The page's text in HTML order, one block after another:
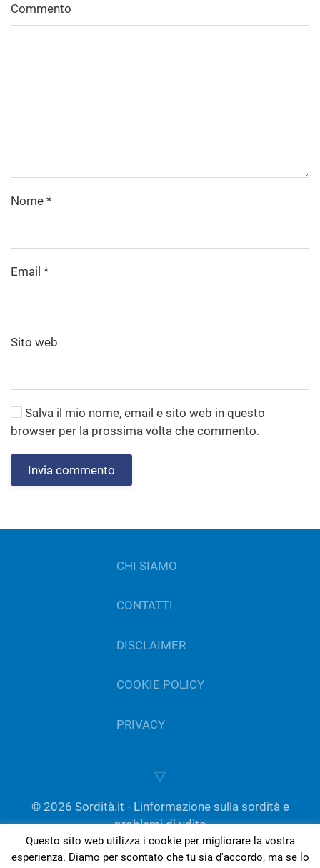
Commento
Nome *
Email *
Sito web
Salva il mio nome, email e sito web in questo
browser per la prossima volta che commento.
Invia commento
CHI SIAMO
CONTATTI
DISCLAIMER
COOKIE POLICY
PRIVACY
© 2026 Sordità.it - L'informazione sulla sordità e
problemi di udito
gestito da Del Bo Tecnologia per l’ascolto | P.IVA
01189420050
Questo sito web utilizza i cookie per migliorare la vostra
esperienza. Diamo per scontato che tu sia d'accordo, ma se lo